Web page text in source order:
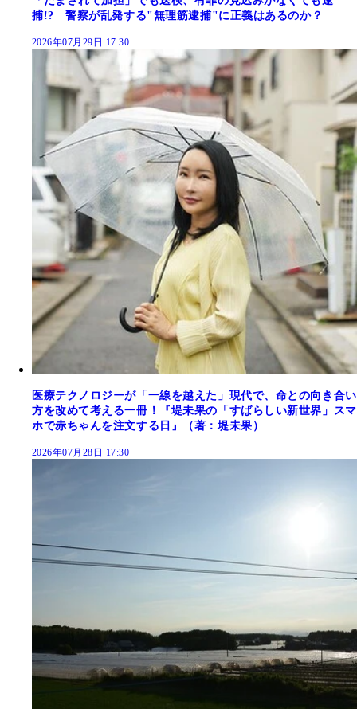
捕!? 警察が乱発する"無理筋逮捕"に正義はあるのか？
2026年07月29日 17:30
医療テクノロジーが「一線を越えた」現代で、命との向き合い
方を改めて考える一冊！『堤未果の「すばらしい新世界」スマ
ホで赤ちゃんを注文する日』（著：堤未果）
2026年07月28日 17:30